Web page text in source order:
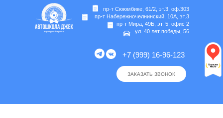
ЗАКАЗАТЬ ЗВОНОК
пр-т Сююмбике, 61/2, эт.3, оф.303
пр-т Набережночелнинский, 10А, эт.3
пр-т Мира, 49Б, эт. 5, офис 2
ул. 40 лет победы, 56
+7 (999) 16-96-123